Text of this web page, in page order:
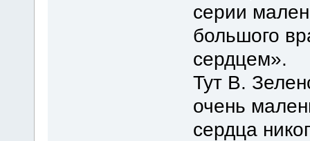
серии
большого
сердцем».
Тут В.
очень
сердца